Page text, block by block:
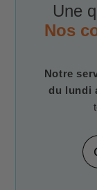
Une
Nos
Notre
du lundi